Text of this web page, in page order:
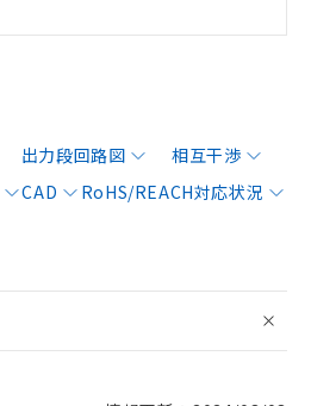
出力段回路図
相互干渉
CAD
RoHS/REACH対応状況